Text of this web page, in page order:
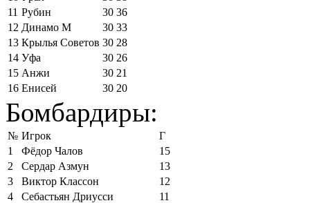
11 Рубин 30 36
12 Динамо М 30 33
13 Крылья Советов 30 28
14 Уфа 30 26
15 Анжи 30 21
16 Енисей 30 20
Бомбардиры:
№ Игрок
Г
1
Фёдор Чалов
15
2
Сердар Азмун
13
3
Виктор Классон
12
4
Себастьян Дриусси
11